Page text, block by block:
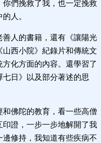
們挽救了我，也一定挽救
人。
人的書籍，還有《讓陽光
西小院》紀錄片和傳統文
化方面的內容。還學習了
七日》以及部分著述的思
佛陀的教育，看一些高僧
證，一步一步地解開了我
修持，我知道有些疾病不